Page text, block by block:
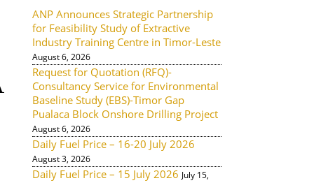
ANP Announces Strategic Partnership
for Feasibility Study of Extractive
Industry Training Centre in Timor-Leste
August 6, 2026
Request for Quotation (RFQ)-
Consultancy Service for Environmental
Baseline Study (EBS)-Timor Gap
Pualaca Block Onshore Drilling Project
August 6, 2026
Daily Fuel Price – 16-20 July 2026
August 3, 2026
Daily Fuel Price – 15 July 2026 July 15,